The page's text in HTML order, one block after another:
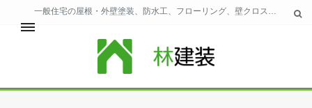
一般住宅の屋根・外壁塗装、防水工、フローリング、壁クロス、風呂、トイレのリフォーム全般を北九州市・近郊で施工｜林建装：福岡県知事許可（般-29）第97310号